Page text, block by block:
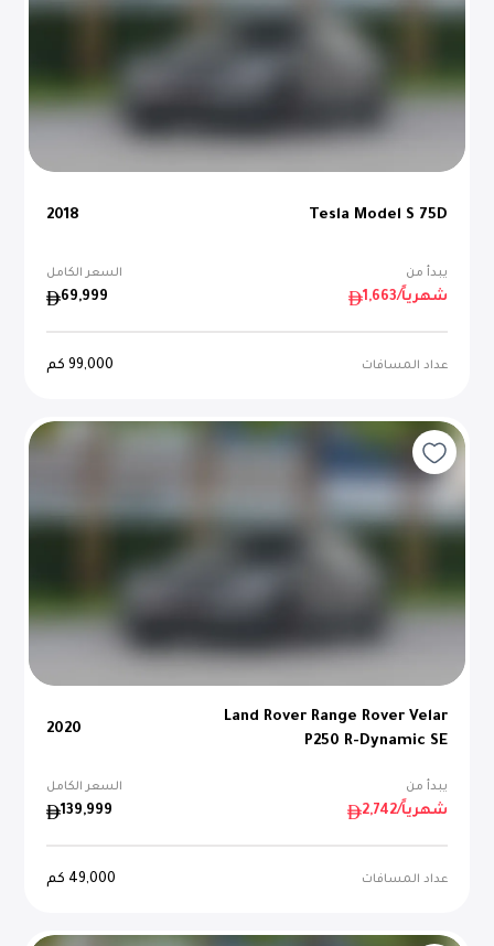
Tesla Model S 75D
2018
يبدأ من السعر الكامل
1,663 /شهرياً 69,999
عداد المسافات 99,000 كم
Land Rover Range Rover Velar
P250 R-Dynamic SE
2020
يبدأ من السعر الكامل
2,742 /شهرياً 139,999
عداد المسافات 49,000 كم